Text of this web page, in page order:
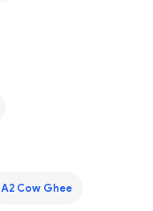
A2 Cow Ghee